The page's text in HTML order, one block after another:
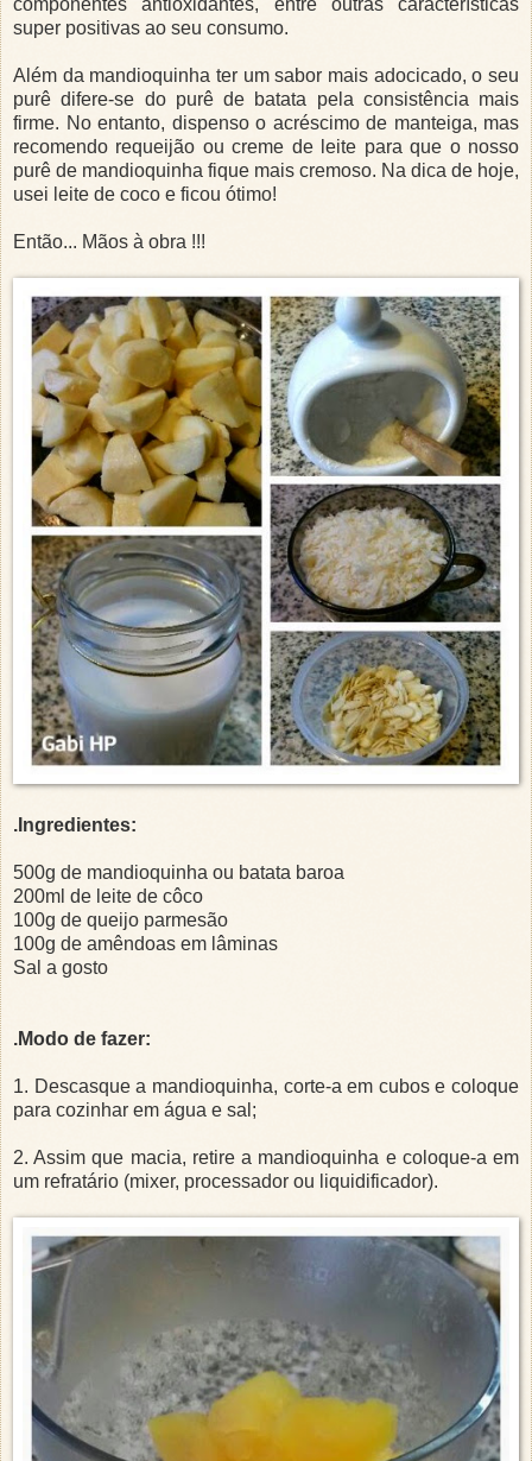
componentes antioxidantes, entre outras características
super positivas ao seu consumo.
Além da mandioquinha ter um sabor mais adocicado, o seu
purê difere-se do purê de batata pela consistência mais
firme. No entanto, dispenso o acréscimo de manteiga, mas
recomendo requeijão ou creme de leite para que o nosso
purê de mandioquinha fique mais cremoso. Na dica de hoje,
usei leite de coco e ficou ótimo!
Então... Mãos à obra !!!
.Ingredientes:
500g de mandioquinha ou batata baroa
200ml de leite de côco
100g de queijo parmesão
100g de amêndoas em lâminas
Sal a gosto
.Modo de fazer:
1. Descasque a mandioquinha, corte-a em cubos e coloque
para cozinhar em água e sal;
2. Assim que macia, retire a mandioquinha e coloque-a em
um refratário (mixer, processador ou liquidificador).